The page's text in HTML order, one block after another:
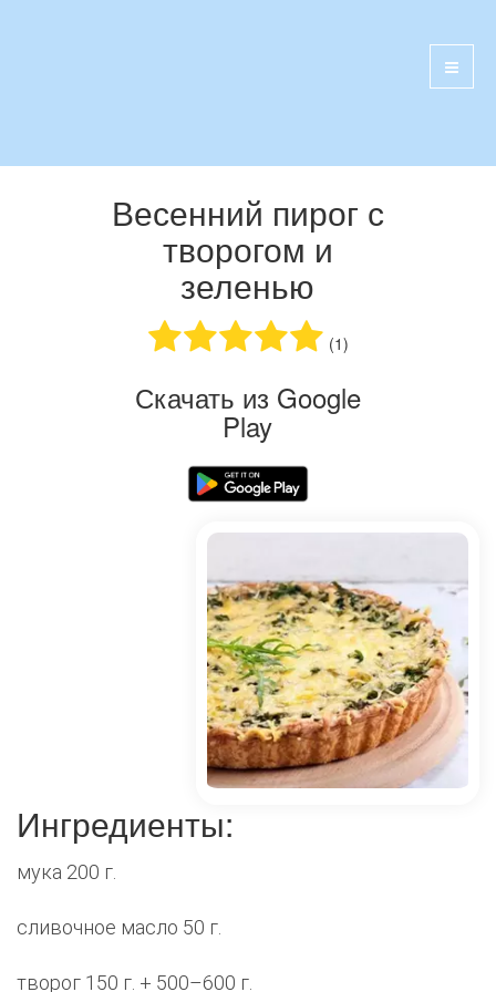
Весенний пирог с
творогом и
зеленью
(1)
Скачать из Google
Play
Ингредиенты:
мука 200 г.
сливочное масло 50 г.
творог 150 г. + 500–600 г.